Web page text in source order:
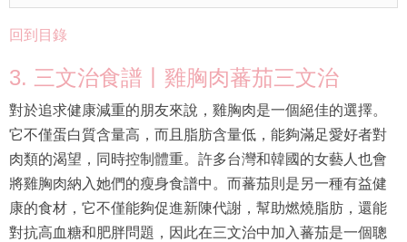
回到目錄
3. 三文治食譜丨雞胸肉蕃茄三文治
對於追求健康減重的朋友來說，雞胸肉是一個絕佳的選擇。
它不僅蛋白質含量高，而且脂肪含量低，能夠滿足愛好者對
肉類的渴望，同時控制體重。許多台灣和韓國的女藝人也會
將雞胸肉納入她們的瘦身食譜中。而蕃茄則是另一種有益健
康的食材，它不僅能夠促進新陳代謝，幫助燃燒脂肪，還能
對抗高血糖和肥胖問題，因此在三文治中加入蕃茄是一個聰